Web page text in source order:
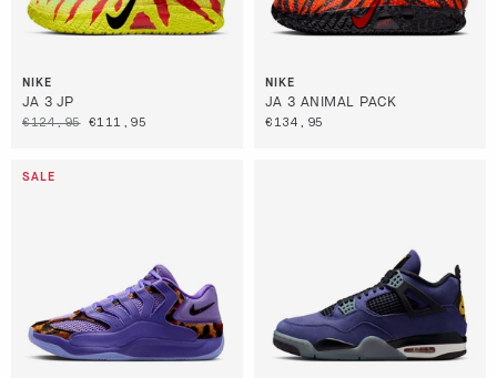
TAGLIA
PERCENT SALE
NIKE
JA 3 JP
€124,95 €111,95
NIKE
JA 3 ANIMAL PACK
€134,95